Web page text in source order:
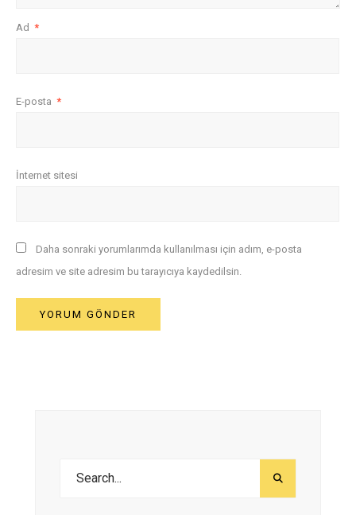
Ad *
E-posta *
İnternet sitesi
Daha sonraki yorumlarımda kullanılması için adım, e-posta
adresim ve site adresim bu tarayıcıya kaydedilsin.